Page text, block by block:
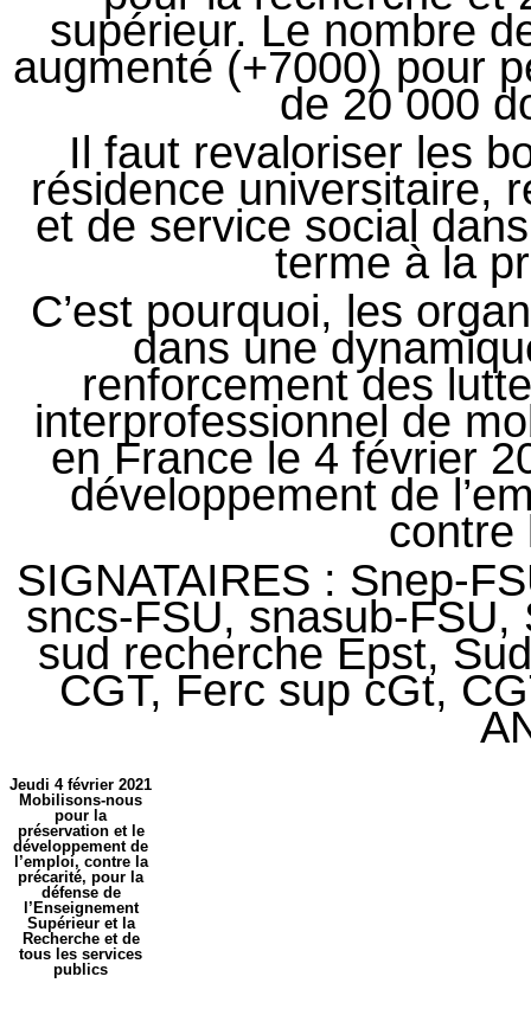
supérieur. Le nombre
augmenté (+7000) pour
de 20 000
Il faut revaloriser les
résidence universitaire,
et de service social
terme à la
C’est pourquoi, les
dans une
renforcement des
interprofessionnel de
en France le 4 février
développement de
contre
SIGNATAIRES : Snep-
sncs-FSU, snasub-FSU,
sud recherche Epst,
CGT, Ferc sup cGt,
Jeudi 4 février 2021
Mobilisons-nous
pour la
préservation et le
développement de
l’emploi, contre la
précarité, pour la
défense de
l’Enseignement
Supérieur et la
Recherche et de
tous les services
publics